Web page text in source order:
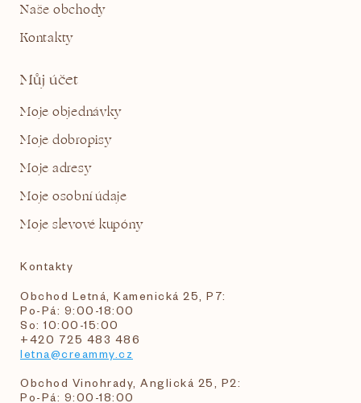
Naše obchody
Kontakty
Můj účet
Moje objednávky
Moje dobropisy
Moje adresy
Moje osobní údaje
Moje slevové kupóny
Kontakty
Obchod Letná, Kamenická 25, P7:
Po-Pá: 9:00-18:00
So: 10:00-15:00
+420 725 483 486
letna@creammy.cz
Obchod Vinohrady, Anglická 25, P2:
Po-Pá: 9:00-18:00